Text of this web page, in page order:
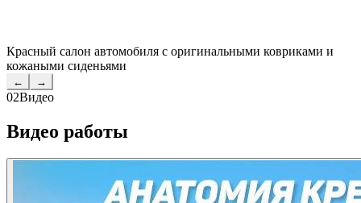
Красный салон автомобиля с оригинальными ковриками и
кожаными сиденьями
← →
02Видео
Видео работы